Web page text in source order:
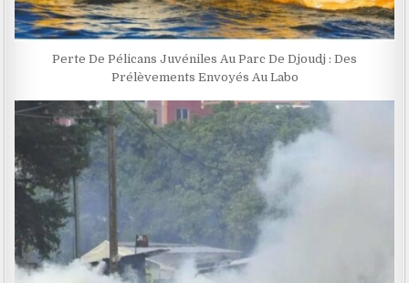
Perte De Pélicans Juvéniles Au Parc De Djoudj : Des
Prélèvements Envoyés Au Labo